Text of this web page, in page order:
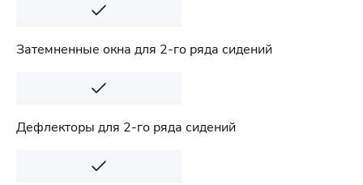
Затемненные окна для 2-го ряда сидений
Дефлекторы для 2-го ряда сидений